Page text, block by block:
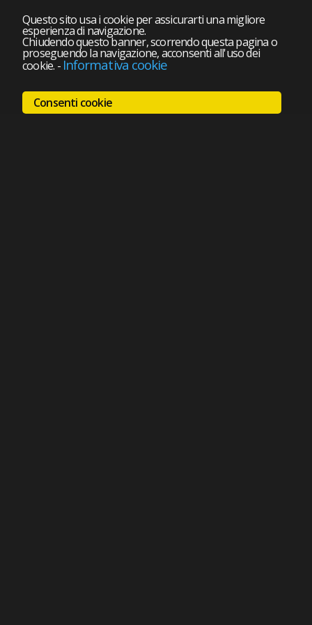
Questo sito usa i cookie per assicurarti una migliore
esperienza di navigazione.
Chiudendo questo banner, scorrendo questa pagina o
proseguendo la navigazione, acconsenti all'uso dei
cookie. - Informativa cookie
Consenti cookie